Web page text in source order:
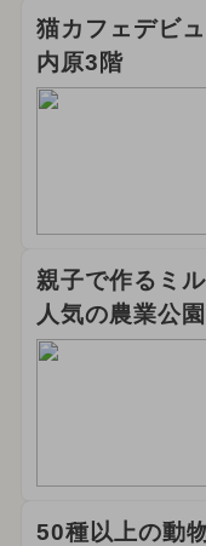
2025年5月のイ
2026年6月のイ
2024年4月の
2025年8月の
2025年9月のイ
2024年8月のイ
2024年9月の
2024年12月の
都民の日・県
2025年1月の
猫カフェデビ
内原3階
親子で作るミ
人気の農業公園
50種以上の動